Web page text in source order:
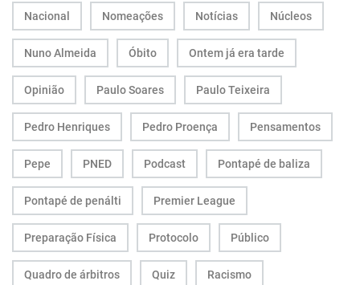
Nacional Nomeações Notícias Núcleos
Nuno Almeida Óbito Ontem já era tarde
Opinião Paulo Soares Paulo Teixeira
Pedro Henriques Pedro Proença Pensamentos
Pepe PNED Podcast Pontapé de baliza
Pontapé de penálti Premier League
Preparação Física Protocolo Público
Quadro de árbitros Quiz Racismo